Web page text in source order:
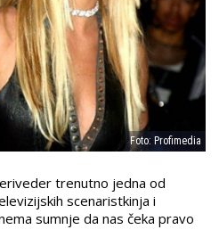
Foto: Profimedia
trenutno jedna od
scenaristkinja i
sumnje da nas čeka pravo